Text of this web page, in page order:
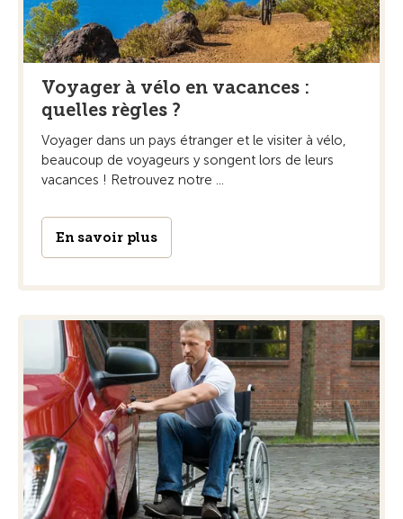
Voyager à vélo en vacances :
quelles règles ?
Voyager dans un pays étranger et le visiter à vélo,
beaucoup de voyageurs y songent lors de leurs
vacances ! Retrouvez notre ...
En savoir plus